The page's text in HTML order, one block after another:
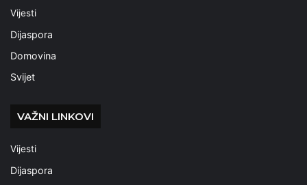
Vijesti
Dijaspora
Domovina
Svijet
VAŽNI LINKOVI
Vijesti
Dijaspora